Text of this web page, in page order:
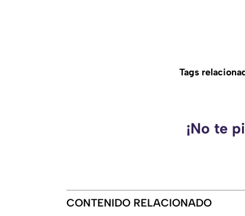
Tags
¡No te
CONTENIDO RELACIONADO